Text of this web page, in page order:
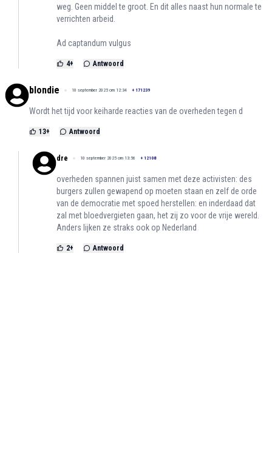
weg. Geen middel te groot. En dit alles naast hun normale te
verrichten arbeid.
Ad captandum vulgus
4+ Antwoord
blondie 10 september 2025 om 12:34 + 171239
Wordt het tijd voor keiharde reacties van de overheden tegen d
13+ Antwoord
dre 10 september 2025 om 13:56 + 12108
overheden spannen juist samen met deze activisten: des
burgers zullen gewapend op moeten staan en zelf de orde
van de democratie met spoed herstellen: en inderdaad dat
zal met bloedvergieten gaan, het zij zo voor de vrije wereld.
Anders lijken ze straks ook op Nederland
2+ Antwoord